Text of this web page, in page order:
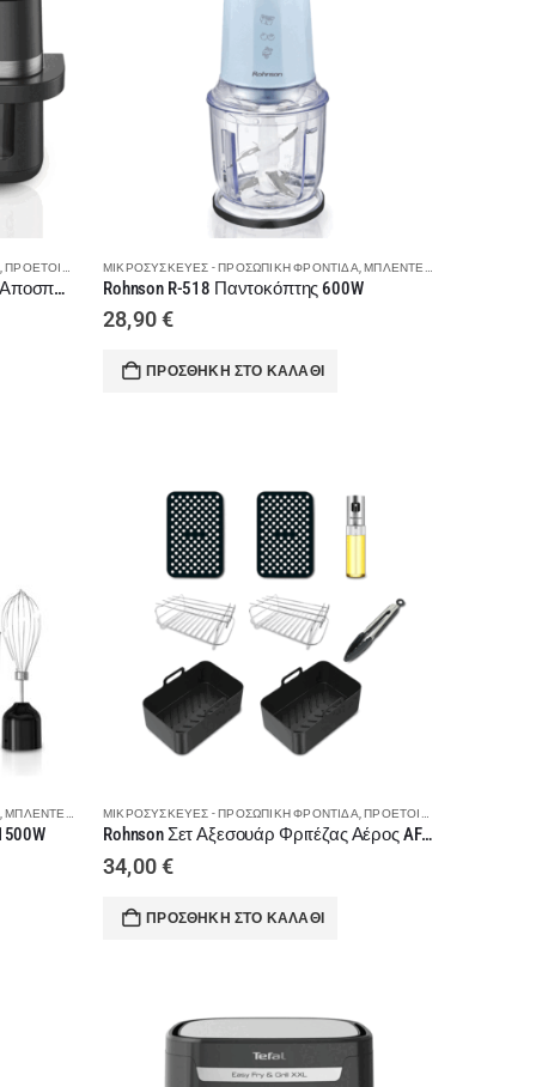
,ΠΡΟΕΤΟΙΜΑΣΊΑ ΦΑΓΗΤΟΎ
Rohnson R-2881 Air Fryer με Διπλό Αποσπώμενο Κάδο 11.5lt Γκρι
ΜΙΚΡΟΣΥΣΚΕΥΈΣ - ΠΡΟΣΩΠΙΚΉ ΦΡΟΝΤΊΔΑ ,ΜΠΛΈΝΤΕΡ - ΜΟΥΛΤΙ - ΡΟΒΔΟΜΠΛΈΝΤΕΡ
Rohnson R-518 Παντοκόπτης 600W
28,90€
ΠΡΟΣΘΉΚΗ ΣΤΟ ΚΑΛΆΘΙ
,ΜΠΛΈΝΤΕΡ - ΜΟΥΛΤΙ - ΡΟΒΔΟΜΠΛΈΝΤΕΡ ,ΠΡΟΕΤΟΙΜΑΣΊΑ ΦΑΓΗΤΟΎ
ΜΙΚΡΟΣΥΣΚΕΥΈΣ - ΠΡΟΣΩΠΙΚΉ ΦΡΟΝΤΊΔΑ,ΠΡΟΕΤΟΙΜΑΣΊΑ ΦΑΓΗΤΟΎ
Rohnson Σετ Αξεσουάρ Φριτέζας Αέρος AFK05
34,00€
ΠΡΟΣΘΉΚΗ ΣΤΟ ΚΑΛΆΘΙ